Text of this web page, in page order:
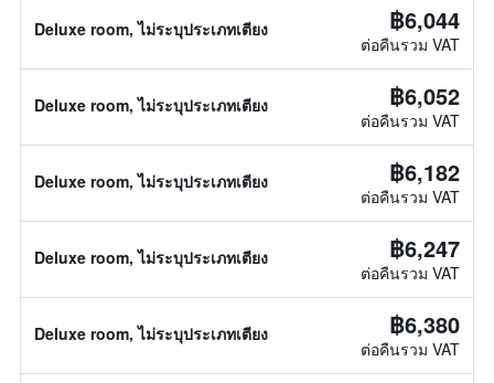
Deluxe room, ไม่ระบุประเภทเตียง ฿6,044
ต่อคืนรวม VAT
Deluxe room, ไม่ระบุประเภทเตียง ฿6,052
ต่อคืนรวม VAT
Deluxe room, ไม่ระบุประเภทเตียง ฿6,182
ต่อคืนรวม VAT
Deluxe room, ไม่ระบุประเภทเตียง ฿6,247
ต่อคืนรวม VAT
Deluxe room, ไม่ระบุประเภทเตียง ฿6,380
ต่อคืนรวม VAT